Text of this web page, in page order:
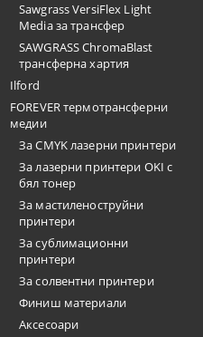
Sawgrass VersiFlex Light
Media за трансфер
SAWGRASS ChromaBlast
трансферна хартия
Ilford
FOREVER термотрансферни
медии
За CMYK лазерни принтери
За лазерни принтери OKI с
бял тонер
За мастиленоструйни
принтери
За сублимационни
принтери
За солвентни принтери
Финиш материали
Аксесоари